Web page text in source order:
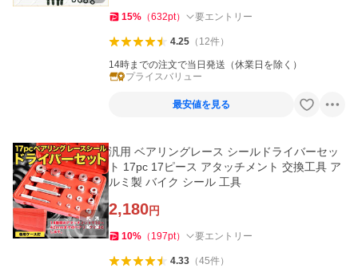
15% （632pt） 要エントリー
4.25（ 12件）
14時までの注文で当日発送（休業日を除く）
プライスバリュー
最安値を見る
汎用 ベアリングレース シールドライバーセッ
ト 17pc 17ピース アタッチメント 交換工具 ア
ルミ製 バイク シール 工具
2,180円
10% （ 197pt） 要エントリー
4.33（45件）